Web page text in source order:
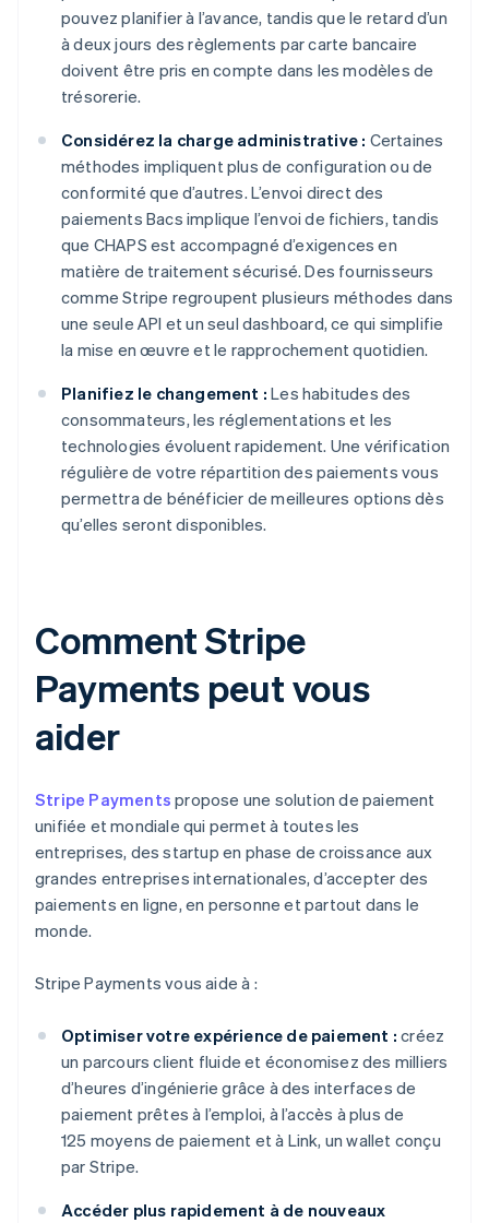
pouvez planifier à l’avance, tandis que le retard d’un
à deux jours des règlements par carte bancaire
doivent être pris en compte dans les modèles de
trésorerie.
Considérez la charge administrative : Certaines
méthodes impliquent plus de configuration ou de
conformité que d’autres. L’envoi direct des
paiements Bacs implique l’envoi de fichiers, tandis
que CHAPS est accompagné d’exigences en
matière de traitement sécurisé. Des fournisseurs
comme Stripe regroupent plusieurs méthodes dans
une seule API et un seul dashboard, ce qui simplifie
la mise en œuvre et le rapprochement quotidien.
Planifiez le changement : Les habitudes des
consommateurs, les réglementations et les
technologies évoluent rapidement. Une vérification
régulière de votre répartition des paiements vous
permettra de bénéficier de meilleures options dès
qu’elles seront disponibles.
Comment Stripe
Payments peut vous
aider
Stripe Payments propose une solution de paiement
unifiée et mondiale qui permet à toutes les
entreprises, des startup en phase de croissance aux
grandes entreprises internationales, d’accepter des
paiements en ligne, en personne et partout dans le
monde.
Stripe Payments vous aide à :
Optimiser votre expérience de paiement : créez
un parcours client fluide et économisez des milliers
d’heures d’ingénierie grâce à des interfaces de
paiement prêtes à l’emploi, à l’accès à plus de
125 moyens de paiement et à Link, un wallet conçu
par Stripe.
Accéder plus rapidement à de nouveaux